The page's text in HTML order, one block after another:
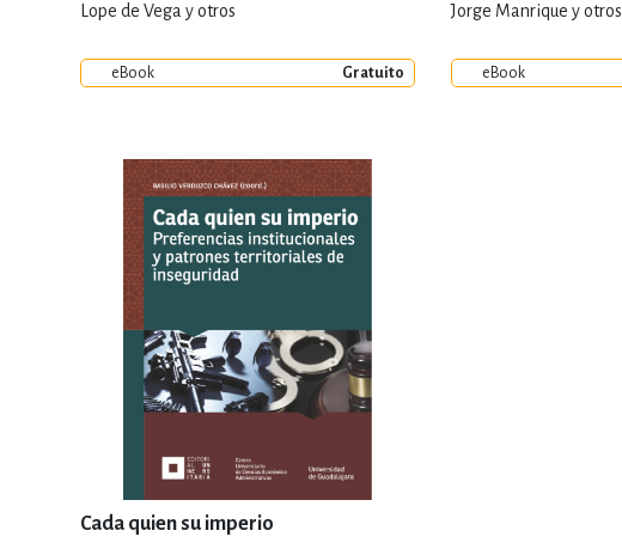
Lope de Vega y otros
eBook Gratuito
Jorge Manrique y otros
eBook
Cada quien su imperio